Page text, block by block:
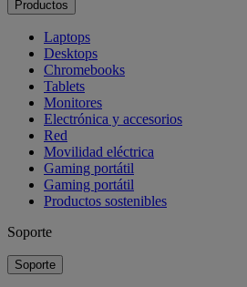
Productos
Laptops
Desktops
Chromebooks
Tablets
Monitores
Electrónica y accesorios
Red
Movilidad eléctrica
Gaming portátil
Gaming portátil
Productos sostenibles
Soporte
Soporte